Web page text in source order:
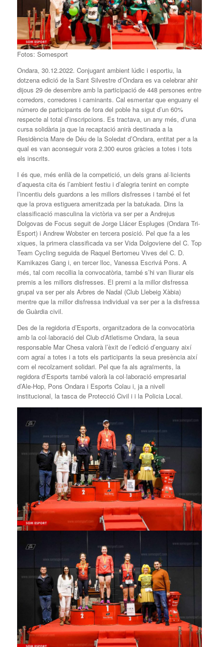
Fotos: Somesport
Ondara, 30.12.2022. Conjugant ambient lúdic i esportiu, la
dotzena edició de la Sant Silvestre d’Ondara es va celebrar ahir
dijous 29 de desembre amb la participació de 448 persones entre
corredors, corredores i caminants. Cal esmentar que enguany el
número de participants de fora del poble ha sigut d’un 60%
respecte al total d’inscripcions. Es tractava, un any més, d’una
cursa solidària ja que la recaptació anirà destinada a la
Residència Mare de Déu de la Soledat d’Ondara, entitat per a la
qual es van aconseguir vora 2.300 euros gràcies a totes i tots
els inscrits.
I és que, més enllà de la competició, un dels grans al·licients
d’aquesta cita és l’ambient festiu i d’alegria tenint en compte
l’incentiu dels guardons a les millors disfresses i també el fet
que la prova estiguera amenitzada per la batukada. Dins la
classificació masculina la victòria va ser per a Andrejus
Dolgovas de Focus seguit de Jorge Llácer Espluges (Ondara Tri-
Esport) i Andrew Wobster en tercera posició. Pel que fa a les
xiques, la primera classificada va ser Vida Dolgoviene del C. Top
Team Cycling seguida de Raquel Bertomeu Vives del C. D.
Kamikazes Gang i, en tercer lloc, Vanessa Escrivá Pons. A
més, tal com recollia la convocatòria, també s’hi van lliurar els
premis a les millors disfresses. El premi a la millor disfressa
grupal va ser per als Arbres de Nadal (Club Llebeig Xàbia)
mentre que la millor disfressa individual va ser per a la disfressa
de Guàrdia civil.
Des de la regidoria d’Esports, organitzadora de la convocatòria
amb la col·laboració del Club d’Atletisme Ondara, la seua
responsable Mar Chesa valorà l’èxit de l’edició d’enguany així
com agraí a totes i a tots els participants la seua presència així
com el recolzament solidari. Pel que fa als agraïments, la
regidora d’Esports també valorà la col·laboració empresarial
d’Ale-Hop, Pons Ondara i Esports Colau i, ja a nivell
institucional, la tasca de Protecció Civil i i la Policia Local.